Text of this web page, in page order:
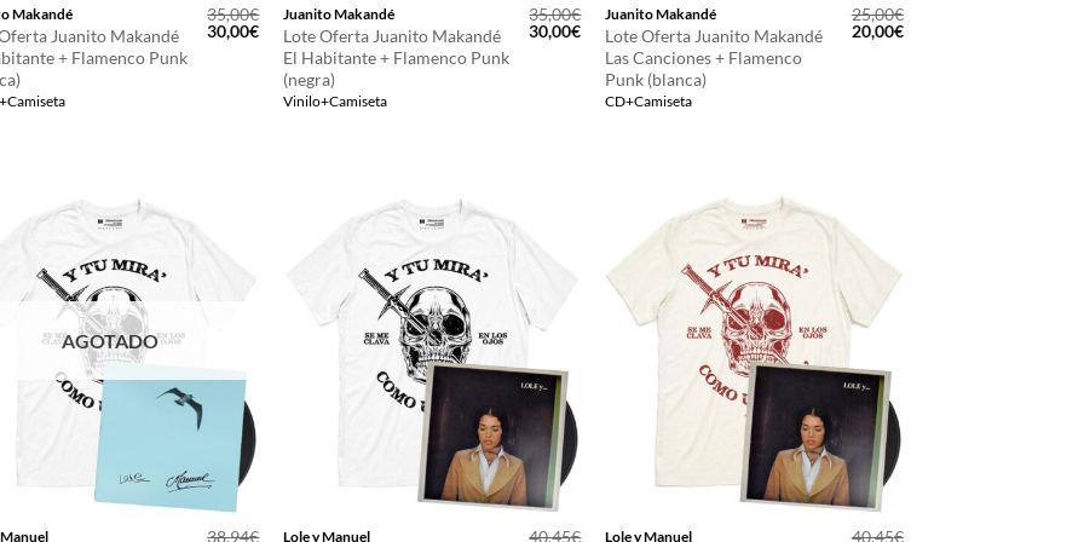
Makandé
Juanito Makandé
+ Flamenco Punk
35,00€
El
precio
30,00€El
precio
actual
30,00€.
Juanito Makandé
Lote Oferta Juanito Makandé
El Habitante + Flamenco Punk
(negra)
Vinilo+Camiseta
35,00€
El
precio
30,00€El
precio
actual
30,00€.
Juanito Makandé
Lote Oferta Juanito Makandé
Las Canciones + Flamenco
Punk (blanca)
CD+Camiseta
25,00€
El
precio
20,00€El
AGOTADO
38,94€ Lole y Manuel 40,45€ Lole y Manuel 40,45€